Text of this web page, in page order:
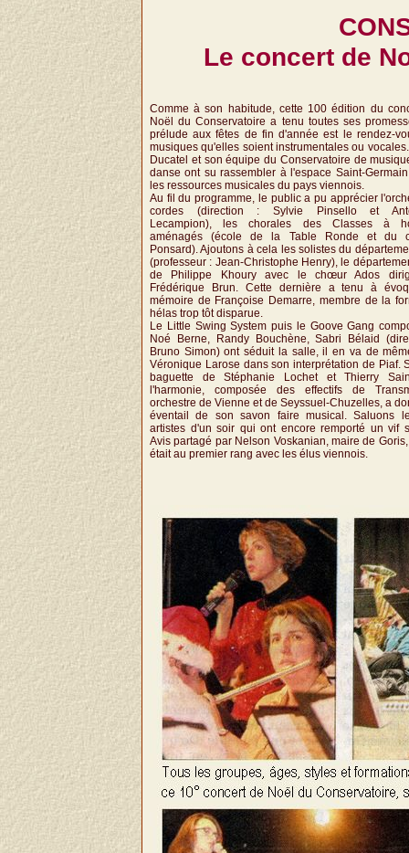
Le concert de
Comme à son habitude, cette 100 édition du
Noël du Conservatoire a tenu toutes ses
prélude aux fêtes de fin d'année est le rendez-
musiques qu'elles soient instrumentales ou
Ducatel et son équipe du Conservatoire de
danse ont su rassembler à l'espace Saint-
les ressources musicales du pays viennois.
Au fil du programme, le public a pu apprécier
cordes (direction : Sylvie Pinsello et
Lecampion), les chorales des Classes à
aménagés (école de la Table Ronde et du
Ponsard). Ajoutons à cela les solistes du
(professeur : Jean-Christophe Henry), le
de Philippe Khoury avec le chœur Ados
Frédérique Brun. Cette dernière a tenu à
mémoire de Françoise Demarre, membre de la
hélas trop tôt disparue.
Le Little Swing System puis le Goove Gang
Noé Berne, Randy Bouchène, Sabri Bélaid
Bruno Simon) ont séduit la salle, il en va de
Véronique Larose dans son interprétation de Piaf.
baguette de Stéphanie Lochet et Thierry
l'harmonie, composée des effectifs de
orchestre de Vienne et de Seyssuel-Chuzelles, a
éventail de son savon faire musical. Saluons
artistes d'un soir qui ont encore remporté un vif
Avis partagé par Nelson Voskanian, maire de
était au premier rang avec les élus viennois.